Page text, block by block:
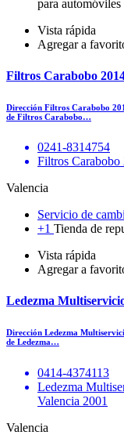
para automóviles
Vista rápida
Agregar a
Filtros Carabobo
Dirección Filtros Carabobo
de Filtros Carabobo…
0241-8314754
Filtros
Valencia
Servicio de
+1 Tienda de
Vista rápida
Agregar a
Ledezma
Dirección Ledezma
de Ledezma…
0414-4374113
Ledezma
Valencia 2001
Valencia